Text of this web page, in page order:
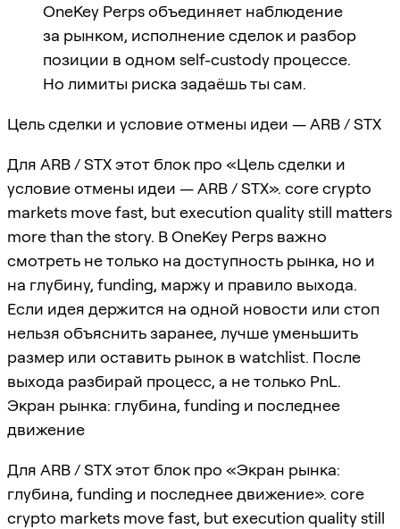
OneKey Perps объединяет наблюдение
за рынком, исполнение сделок и разбор
позиции в одном self-custody процессе.
Но лимиты риска задаёшь ты сам.
Цель сделки и условие отмены идеи — ARB / STX
Для ARB / STX этот блок про «Цель сделки и
условие отмены идеи — ARB / STX». core crypto
markets move fast, but execution quality still matters
more than the story. В OneKey Perps важно
смотреть не только на доступность рынка, но и
на глубину, funding, маржу и правило выхода.
Если идея держится на одной новости или стоп
нельзя объяснить заранее, лучше уменьшить
размер или оставить рынок в watchlist. После
выхода разбирай процесс, а не только PnL.
Экран рынка: глубина, funding и последнее
движение
Для ARB / STX этот блок про «Экран рынка:
глубина, funding и последнее движение». core
crypto markets move fast, but execution quality still